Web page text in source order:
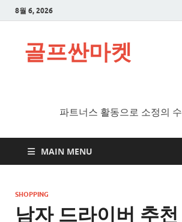
8월 6, 2026
골프싼마켓
파트너스 활동으로 소정의
MAIN MENU
SHOPPING
남자 드라이버 추